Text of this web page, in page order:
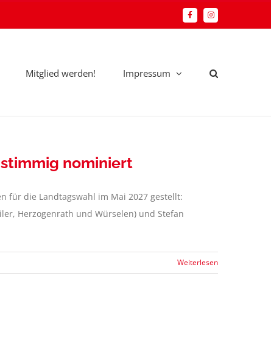
FacebookInstagram
Mitglied werden! Impressum
nominiert
für die Landtagswahl im Mai 2027 gestellt:
Herzogenrath und Würselen) und Stefan
Weiterlesen